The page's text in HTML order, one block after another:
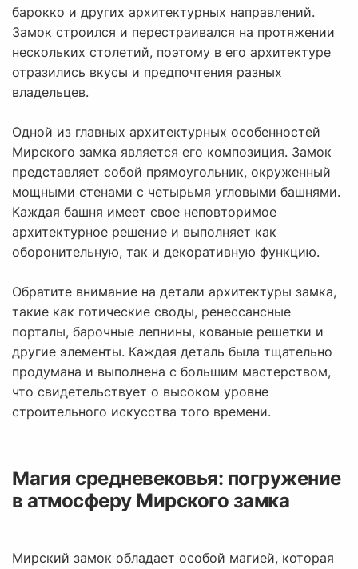
барокко и других архитектурных направлений.
Замок строился и перестраивался на протяжении
нескольких столетий, поэтому в его архитектуре
отразились вкусы и предпочтения разных
владельцев.
Одной из главных архитектурных особенностей
Мирского замка является его композиция. Замок
представляет собой прямоугольник, окруженный
мощными стенами с четырьмя угловыми башнями.
Каждая башня имеет свое неповторимое
архитектурное решение и выполняет как
оборонительную, так и декоративную функцию.
Обратите внимание на детали архитектуры замка,
такие как готические своды, ренессансные
порталы, барочные лепнины, кованые решетки и
другие элементы. Каждая деталь была тщательно
продумана и выполнена с большим мастерством,
что свидетельствует о высоком уровне
строительного искусства того времени.
Магия средневековья: погружение
в атмосферу Мирского замка
Мирский замок обладает особой магией, которая